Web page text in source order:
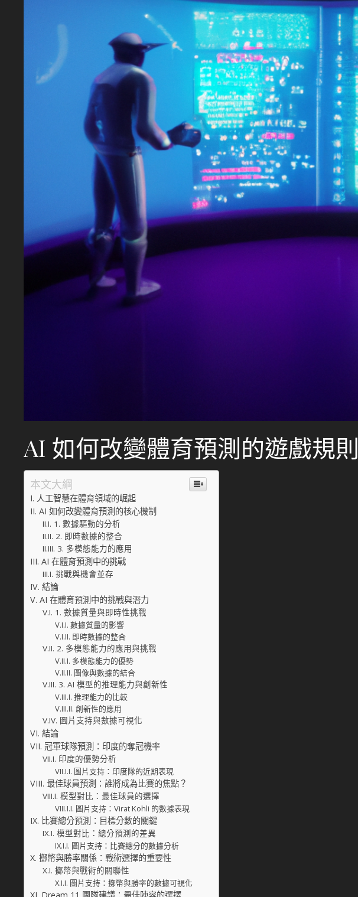
AI 如何改變體育預測的遊戲規則
本文大綱
人工智慧在體育領域的崛起
AI 如何改變體育預測的核心機制
1. 數據驅動的分析
2. 即時數據的整合
3. 多模態能力的應用
AI 在體育預測中的挑戰
挑戰與機會並存
結論
AI 在體育預測中的挑戰與潛力
1. 數據質量與即時性挑戰
數據質量的影響
即時數據的整合
2. 多模態能力的應用與挑戰
多模態能力的優勢
圖像與數據的結合
3. AI 模型的推理能力與創新性
推理能力的比較
創新性的應用
圖片支持與數據可視化
結論
冠軍球隊預測：印度的奪冠機率
印度的優勢分析
圖片支持：印度隊的近期表現
最佳球員預測：誰將成為比賽的焦點？
模型對比：最佳球員的選擇
圖片支持：Virat Kohli 的數據表現
比賽總分預測：目標分數的關鍵
模型對比：總分預測的差異
圖片支持：比賽總分的數據分析
擲幣與勝率關係：戰術選擇的重要性
擲幣與戰術的關聯性
圖片支持：擲幣與勝率的數據可視化